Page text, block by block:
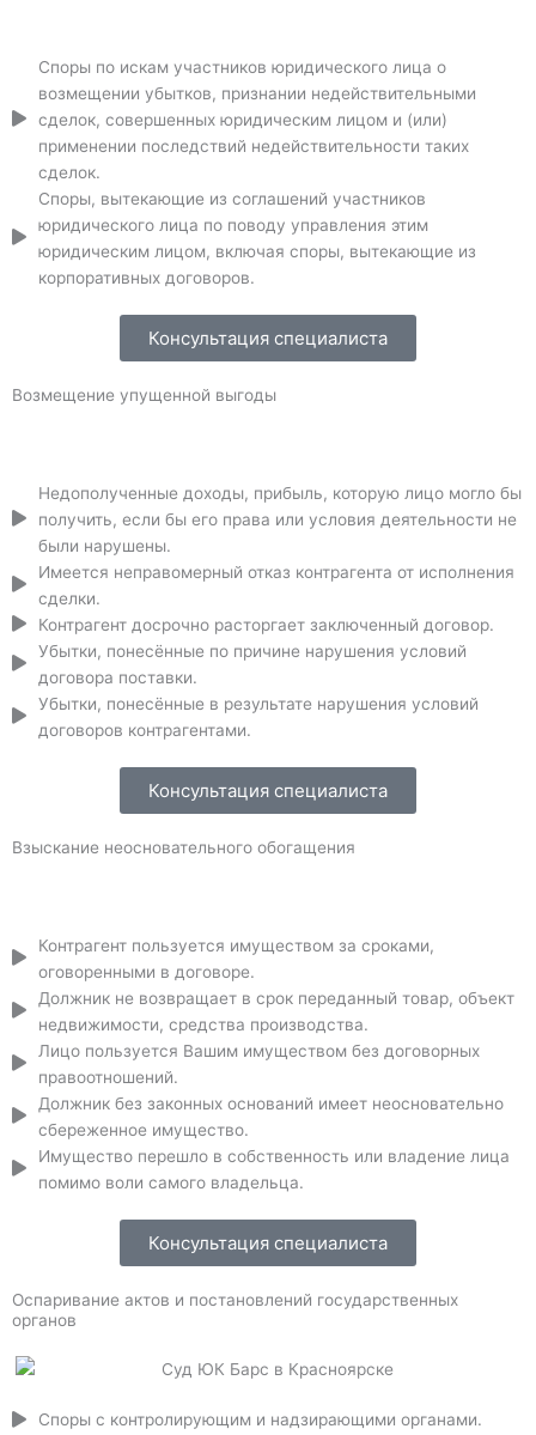
Споры по искам участников юридического лица о
возмещении убытков, признании недействительными
сделок, совершенных юридическим лицом и (или)
применении последствий недействительности таких
сделок.
Споры, вытекающие из соглашений участников
юридического лица по поводу управления этим
юридическим лицом, включая споры, вытекающие из
корпоративных договоров.
Консультация специалиста
Возмещение упущенной выгоды
Недополученные доходы, прибыль, которую лицо могло бы
получить, если бы его права или условия деятельности не
были нарушены.
Имеется неправомерный отказ контрагента от исполнения
сделки.
Контрагент досрочно расторгает заключенный договор.
Убытки, понесённые по причине нарушения условий
договора поставки.
Убытки, понесённые в результате нарушения условий
договоров контрагентами.
Консультация специалиста
Взыскание неосновательного обогащения
Контрагент пользуется имуществом за сроками,
оговоренными в договоре.
Должник не возвращает в срок переданный товар, объект
недвижимости, средства производства.
Лицо пользуется Вашим имуществом без договорных
правоотношений.
Должник без законных оснований имеет неосновательно
сбереженное имущество.
Имущество перешло в собственность или владение лица
помимо воли самого владельца.
Консультация специалиста
Оспаривание актов и постановлений государственных
органов
Споры с контролирующим и надзирающими органами.